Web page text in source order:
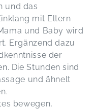
und das
mit Eltern
und Baby wird
Ergänzend dazu
der
Die Stunden sind
und ähnelt
bewegen,